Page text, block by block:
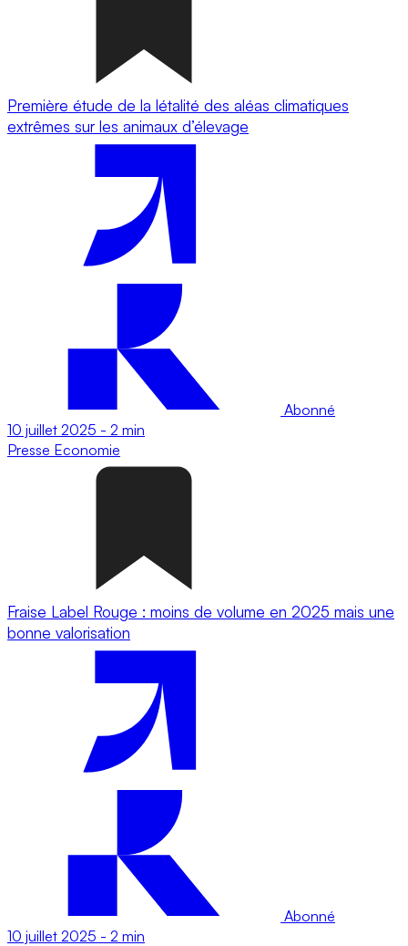
Première étude de la létalité des aléas climatiques
extrêmes sur les animaux d’élevage
Abonné
10 juillet 2025 - 2 min
Presse Economie
Fraise Label Rouge : moins de volume en 2025 mais une
bonne valorisation
Abonné
10 juillet 2025 - 2 min